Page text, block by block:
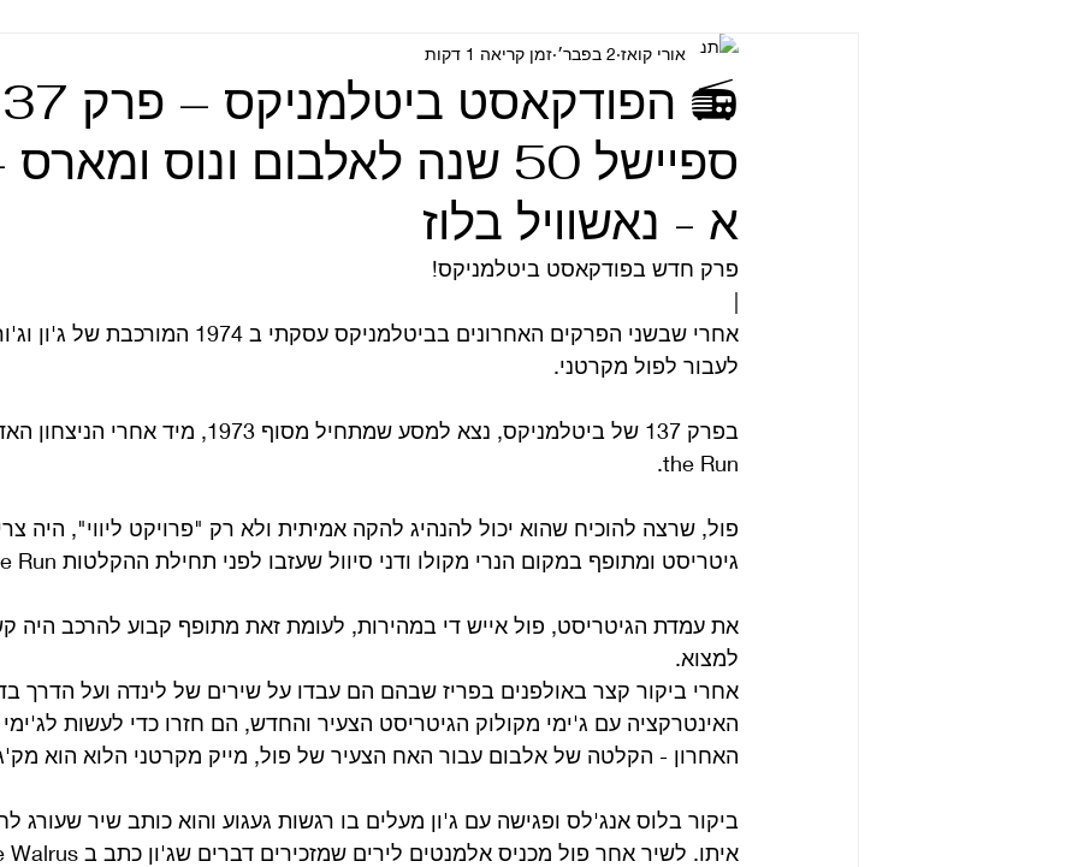
Please Please Me
With The Beatles
Rubber Soul
Revolver
Sgt. Pepper's Lonely Hearts Club Ba
Tour
The Beatles - White Album
Yellow Submarine
קאברים סרטים טלוויזיה רדיו קטעים מתוך ספרים ומאמרים
ספיישל 50 שנה לאלבום ונוס
א - נאשוויל בלוז
אורי קואז 2 בפבר׳ זמן קריאה 1 דקות
פרק חדש בפודקאסט ביטלמניקס!
|
אחרי שבשני הפרקים האחרונים בביטלמניקס עסקתי ב
לעבור לפול מקרטני.
the Run.
פול, שרצה להוכיח שהוא יכול להנהיג להקה אמיתית ולא רק "פרויקט ליווי", היה
גיטריסט ומתופף במקום הנרי מקולו ודני סיוול שעזבו לפני תחילת ההקלטות Band on the Run.
את עמדת הגיטריסט, פול אייש די במהירות, לעומת זאת מתופף קבוע להרכב היה
למצוא.
אחרי ביקור קצר באולפנים בפריז שבהם הם עבדו על שירים של לינדה ועל הדרך
האינטרקציה עם ג'ימי מקולוק הגיטריסט הצעיר והחדש, הם חזרו כדי לעשות
האחרון - הקלטה של אלבום עבור האח הצעיר של פול, מייק מקרטני הלוא הוא
ביקור בלוס אנג'לס ופגישה עם ג'ון מעלים בו רגשות געגוע והוא כותב שיר שעורג
איתו. לשיר אחר פול מכניס אלמנטים לירים שמזכירים דברים שג'ון כתב ב I am the Walrus.